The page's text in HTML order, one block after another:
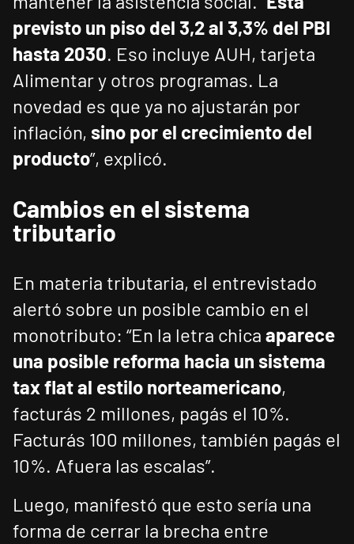
previsto un piso del 3,2 al 3,3% del PBI
hasta 2030. Eso incluye AUH, tarjeta
Alimentar y otros programas. La
novedad es que ya no ajustarán por
inflación, sino por el crecimiento del
producto”, explicó.
Cambios en el sistema
tributario
En materia tributaria, el entrevistado
alertó sobre un posible cambio en el
monotributo: “En la letra chica aparece
una posible reforma hacia un sistema
tax flat al estilo norteamericano,
facturás 2 millones, pagás el 10%.
Facturás 100 millones, también pagás el
10%. Afuera las escalas”.
Luego, manifestó que esto sería una
forma de cerrar la brecha entre